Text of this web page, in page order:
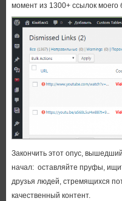
момент из 1300+ ссылок моего
Закончить этот опус,
начал: оставляйте пруфы,
друзья людей, стремящихся
качественный контент.